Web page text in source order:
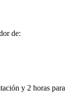
de:
y 2 horas para